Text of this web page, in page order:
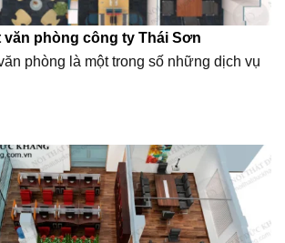
văn phòng công ty Thái Sơn
phòng là một trong số những dịch vụ